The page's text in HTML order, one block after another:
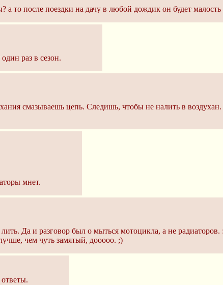
то после поездки на дачу в любой дождик он будет
раз в сезон.
смазываешь цепь. Следишь, чтобы не налить в воздухан.
мнет.
Да и разговор был о мыться мотоцикла, а не радиаторов.
чем чуть замятый, дооооо. ;)